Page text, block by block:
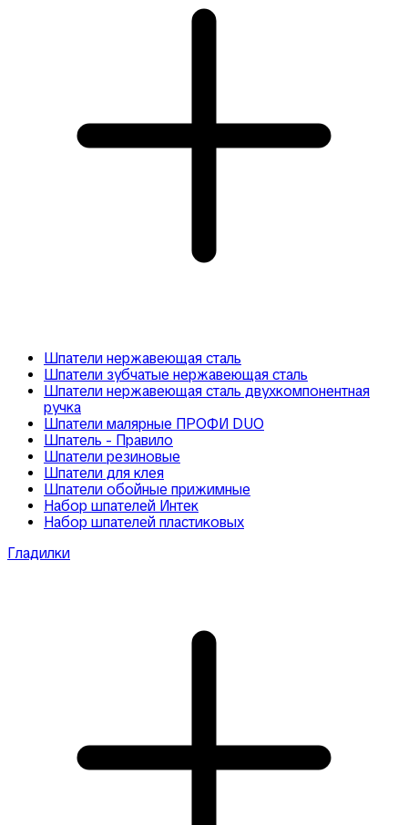
Шпатели нержавеющая сталь
Шпатели зубчатые нержавеющая сталь
Шпатели нержавеющая сталь двухкомпонентная
ручка
Шпатели малярные ПРОФИ DUO
Шпатель - Правило
Шпатели резиновые
Шпатели для клея
Шпатели обойные прижимные
Набор шпателей Интек
Набор шпателей пластиковых
Гладилки